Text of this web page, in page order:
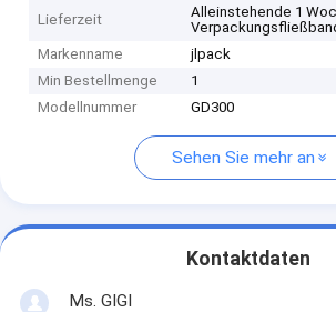
Lieferzeit
Alleinstehende 1
Markenname
jlpack
Min Bestellmenge
1
Modellnummer
GD300
Sehen Sie mehr an
Kontaktdaten
Ms. GIGI